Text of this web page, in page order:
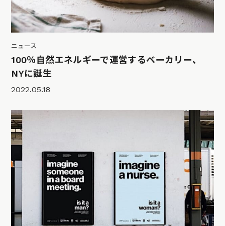
ニュース
100％自然エネルギーで運営するベーカリー、
NYに誕生
2022.05.18